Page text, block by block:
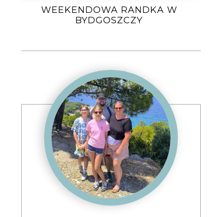
WEEKENDOWA RANDKA W
BYDGOSZCZY